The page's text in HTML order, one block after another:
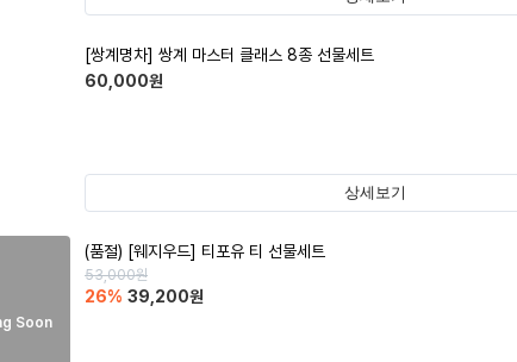
[쌍계명차] 쌍계 마스터 클래스 8종 선물세트
60,000원
상세보기
Soon
(품절) [웨지우드] 티포유 티 선물세트
53,000원
26% 39,200원